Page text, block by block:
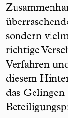
sondern
richtige
Verfahren
diesem
das Gelingen